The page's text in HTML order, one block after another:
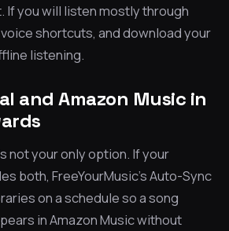
If you will listen mostly through
shortcuts, and download your
listening.
and Amazon Music in
not your only option. If your
both, FreeYourMusic’s Auto-Sync
on a schedule so a song
in Amazon Music without